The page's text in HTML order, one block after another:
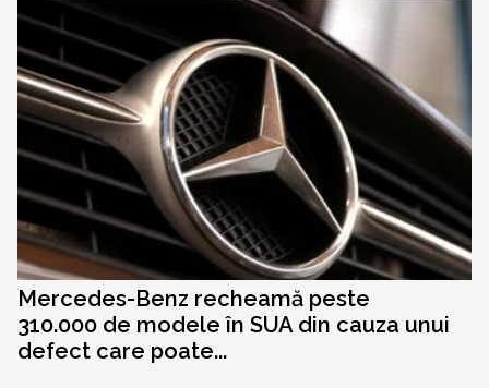
Mercedes-Benz recheamă peste
310.000 de modele în SUA din cauza unui
defect care poate...